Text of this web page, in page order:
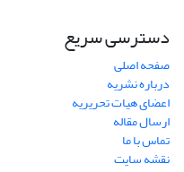
دسترسی سریع
صفحه اصلی
درباره نشریه
اعضای هیات تحریریه
ارسال مقاله
تماس با ما
نقشه سایت